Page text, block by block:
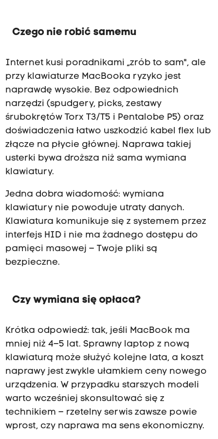
Czego nie robić samemu
Internet kusi poradnikami „zrób to sam", ale
przy klawiaturze MacBooka ryzyko jest
naprawdę wysokie. Bez odpowiednich
narzędzi (spudgery, picks, zestawy
śrubokrętów Torx T3/T5 i Pentalobe P5) oraz
doświadczenia łatwo uszkodzić kabel flex lub
złącze na płycie głównej. Naprawa takiej
usterki bywa droższa niż sama wymiana
klawiatury.
Jedna dobra wiadomość: wymiana
klawiatury nie powoduje utraty danych.
Klawiatura komunikuje się z systemem przez
interfejs HID i nie ma żadnego dostępu do
pamięci masowej – Twoje pliki są
bezpieczne.
Czy wymiana się opłaca?
Krótka odpowiedź: tak, jeśli MacBook ma
mniej niż 4–5 lat. Sprawny laptop z nową
klawiaturą może służyć kolejne lata, a koszt
naprawy jest zwykle ułamkiem ceny nowego
urządzenia. W przypadku starszych modeli
warto wcześniej skonsultować się z
technikiem – rzetelny serwis zawsze powie
wprost, czy naprawa ma sens ekonomiczny.